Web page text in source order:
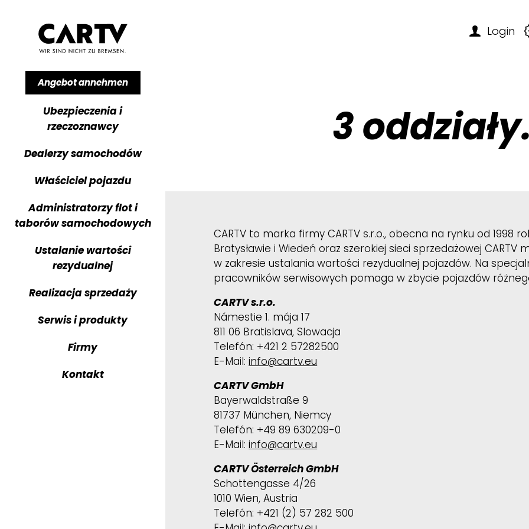
Login
Angebot annehmen
Ubezpieczenia i
rzeczoznawcy
Dealerzy samochodów
Właściciel pojazdu
Administratorzy flot i
taborów samochodowych
Ustalanie wartości
rezydualnej
Realizacja sprzedaży
Serwis i produkty
CARTV All4you
CARTV market
CARTV regional
CARTV tracking
CARTV download
Firmy
Kontakt
3
CARTV to marka firmy CARTV s.r.o., obecna na rynku od 1998
Bratysławie i Wiedeń oraz szerokiej sieci sprzedażowej
w zakresie ustalania wartości rezydualnej pojazdów. Na
pracowników serwisowych pomaga w zbycie pojazdów
CARTV s.r.o.
Námestie 1. mája 17
811 06 Bratislava, Slowacja
Telefón: +421 2 57282500
E-Mail:info@cartv.eu
CARTV GmbH
Bayerwaldstraße 9
81737 München, Niemcy
Telefón: +49 89 630209-0
E-Mail:info@cartv.eu
CARTV Österreich GmbH
Schottengasse 4/26
1010 Wien, Austria
Telefón: +421 (2) 57 282 500